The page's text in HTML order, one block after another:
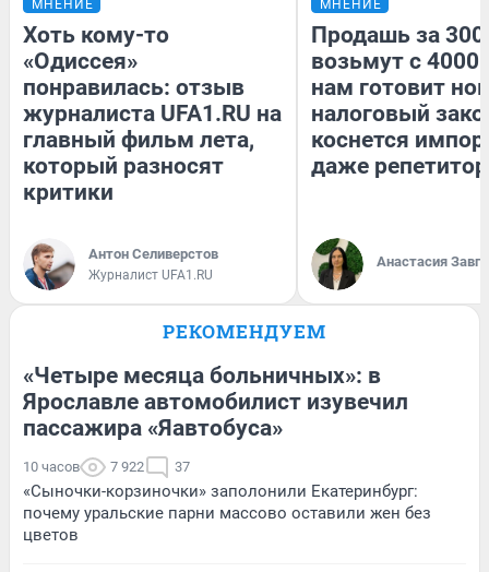
МНЕНИЕ
Хоть кому-то
«Одиссея»
понравилась: отзыв
журналиста UFA1.RU на
главный фильм лета,
который разносят
критики
Антон Селиверстов
Журналист UFA1.RU
МНЕНИЕ
Продашь за
возьмут с
нам готовит
налоговый
коснется
даже
Анастасия
РЕКОМЕНДУЕМ
«Четыре месяца больничных»: в
Ярославле автомобилист изувечил
пассажира «Яавтобуса»
10 часов 7 922 37
«Сыночки-корзиночки» заполонили Екатеринбург:
почему уральские парни массово оставили жен без
цветов